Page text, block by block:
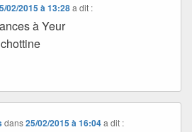
02/2015 à 13:28 a dit :
à Yeur
dans25/02/2015 à 16:04 a dit :